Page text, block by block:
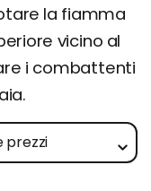
la fiamma
vicino al
i combattenti
prezzi